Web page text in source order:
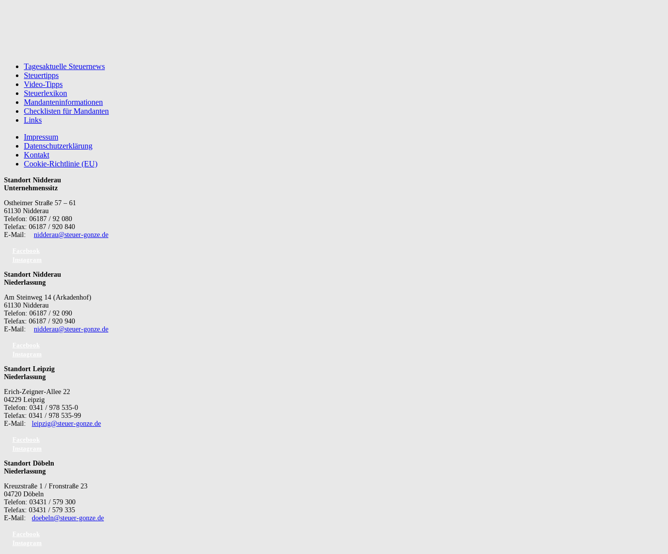
Tagesaktuelle Steuernews
Steuertipps
Video-Tipps
Steuerlexikon
Mandanteninformationen
Checklisten für Mandanten
Links
Impressum
Datenschutzerklärung
Kontakt
Cookie-Richtlinie (EU)
Standort Nidderau
Unternehmenssitz
Ostheimer Straße 57 – 61
61130 Nidderau
Telefon: 06187 / 92 080
Telefax: 06187 / 920 840
E-Mail: nidderau@steuer-gonze.de
Standort Nidderau
Niederlassung
Am Steinweg 14 (Arkadenhof)
61130 Nidderau
Telefon: 06187 / 92 090
Telefax: 06187 / 920 940
E-Mail: nidderau@steuer-gonze.de
Standort Leipzig
Niederlassung
Erich-Zeigner-Allee 22
04229 Leipzig
Telefon: 0341 / 978 535-0
Telefax: 0341 / 978 535-99
E-Mail: leipzig@steuer-gonze.de
Standort Döbeln
Niederlassung
Kreuzstraße 1 / Fronstraße 23
04720 Döbeln
Telefon: 03431 / 579 300
Telefax: 03431 / 579 335
E-Mail: doebeln@steuer-gonze.de